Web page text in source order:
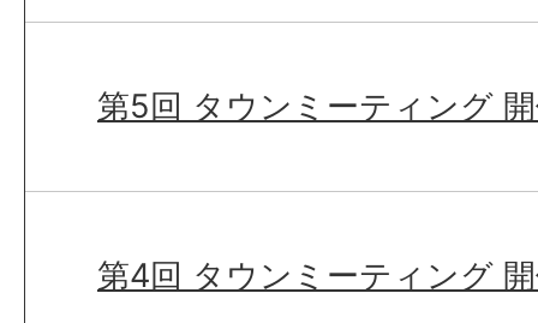
第5回 タウンミーティング
第4回 タウンミーティング